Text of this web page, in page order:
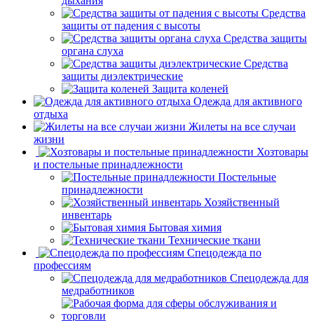
Средства
защиты от падения с высоты
Средства защиты
органа слуха
Средства
защиты диэлектрические
Защита коленей
Одежда для активного
отдыха
Жилеты на все случаи
жизни
Хозтовары
и постельные принадлежности
Постельные
принадлежности
Хозяйственный
инвентарь
Бытовая химия
Технические ткани
Спецодежда по
профессиям
Спецодежда для
медработников